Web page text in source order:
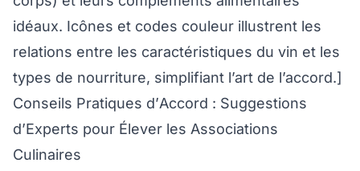
idéaux. Icônes et codes couleur illustrent les
relations entre les caractéristiques du vin et les
types de nourriture, simplifiant l’art de l’accord.]
Conseils Pratiques d’Accord : Suggestions
d’Experts pour Élever les Associations
Culinaires